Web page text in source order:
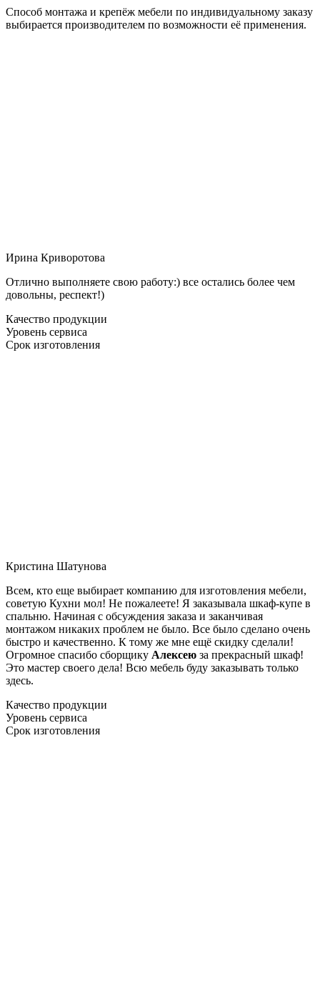
Способ монтажа и крепёж мебели по индивидуальному заказу
выбирается производителем по возможности её применения.
Ирина Криворотова
Отлично выполняете свою работу:) все остались более чем
довольны, респект!)
Качество продукции
Уровень сервиса
Срок изготовления
Кристина Шатунова
Всем, кто еще выбирает компанию для изготовления мебели,
советую Кухни мол! Не пожалеете! Я заказывала шкаф-купе в
спальню. Начиная с обсуждения заказа и заканчивая
монтажом никаких проблем не было. Все было сделано очень
быстро и качественно. К тому же мне ещё скидку сделали!
Огромное спасибо сборщику Алексею за прекрасный шкаф!
Это мастер своего дела! Всю мебель буду заказывать только
здесь.
Качество продукции
Уровень сервиса
Срок изготовления